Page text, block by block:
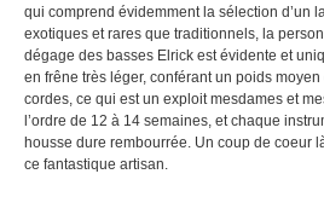
qui comprend évidemment la sélection d’un
exotiques et rares que traditionnels, la
dégage des basses Elrick est évidente et
en frêne très léger, conférant un poids
cordes, ce qui est un exploit mesdames et
l’ordre de 12 à 14 semaines, et chaque
housse dure rembourrée. Un coup de coeur
ce fantastique artisan.